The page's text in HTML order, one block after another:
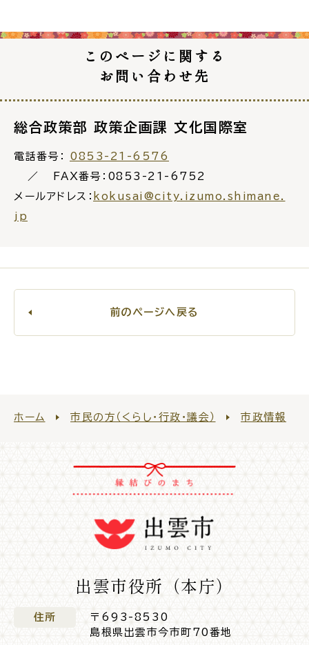
便利なサービス
くらしの便利情報 子育て便利帳
出雲新話2030
市役所へのアクセス
このページに関する
お問い合わせ先
総合政策部 政策企画課 文化国際室
電話番号： 0853-21-6576
FAX番号：0853-21-6752
メールアドレス： kokusai@city.izumo.shimane.
jp
前のページへ戻る
ホーム 市民の方（くらし・行政・議会） 市政情報
出雲市役所（本庁）
住所
〒693-8530
島根県出雲市今市町70番地